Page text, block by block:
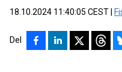
18.10.2024 11:40:05 CEST
Del